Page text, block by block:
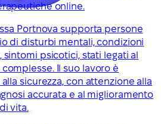
online.
Portnova supporta persone
di disturbi mentali, condizioni
psicotici, stati legati al
Il suo lavoro è
sicurezza, con attenzione alla
accurata e al miglioramento
vita.